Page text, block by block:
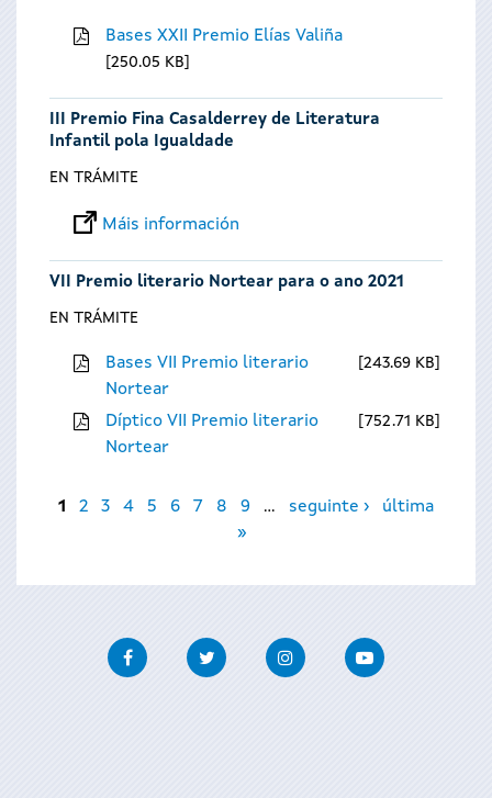
Bases XXII Premio Elías Valiña
250.05 KB
III Premio Fina Casalderrey de Literatura
Infantil pola Igualdade
EN TRÁMITE
Máis información
VII Premio literario Nortear para o ano 2021
EN TRÁMITE
Bases VII Premio literario
Nortear
243.69 KB
Díptico VII Premio literario
Nortear
752.71 KB
Páxinas
1 2 3 4 5 6 7 8 9 … seguinte ›
última
»
FacebookTwitter InstagramYoutube